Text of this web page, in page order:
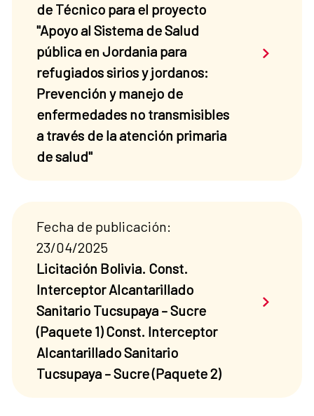
de Técnico para el proyecto
"Apoyo al Sistema de Salud
pública en Jordania para
refugiados sirios y jordanos:
Prevención y manejo de
enfermedades no transmisibles
a través de la atención primaria
de salud"
Saber
Fecha de publicación:
23/04/2025
Licitación Bolivia. Const.
Interceptor Alcantarillado
Sanitario Tucsupaya – Sucre
(Paquete 1) Const. Interceptor
Alcantarillado Sanitario
Tucsupaya – Sucre (Paquete 2)
Saber